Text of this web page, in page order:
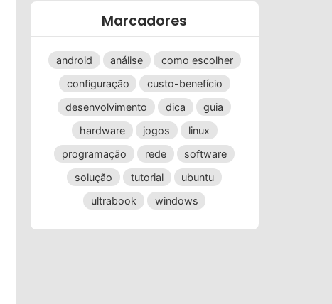
Marcadores
android análise
como escolher
configuração
custo-benefício
desenvolvimento
dica
guia
hardware
jogos
linux
programação
rede
software
solução
tutorial
ubuntu
ultrabook
windows